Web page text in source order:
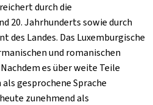
durch die
20. Jahrhunderts sowie durch
des Landes. Das Luxemburgische
und romanischen
es über weite Teile
gesprochene Sprache
zunehmend als